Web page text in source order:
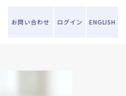
ログイン
お問い合わせ ENGLISH